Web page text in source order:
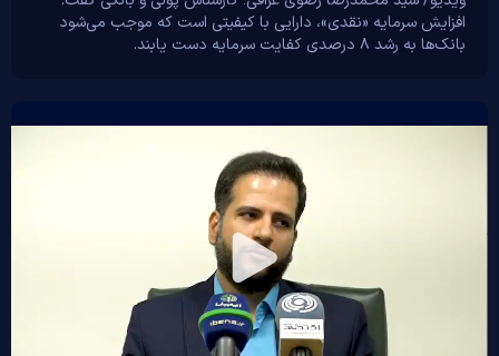
افزایش سرمایه «نقدی»، دارایی با کیفیتی است که موجب می‌شود
بانک‌ها به رشد ۸ درصدی کفایت سرمایه دست یابند.
Play
Video